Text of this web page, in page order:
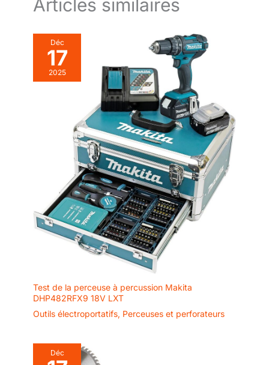
Articles similaires
Déc
17
2025
Test de la perceuse à percussion Makita
DHP482RFX9 18V LXT
Outils électroportatifs, Perceuses et perforateurs
Déc